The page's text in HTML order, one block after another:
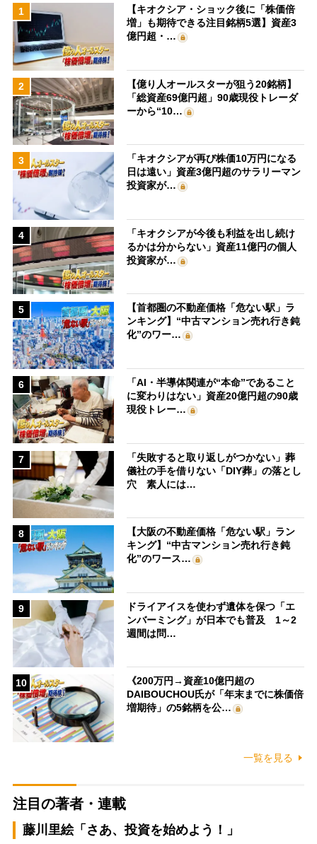
1
【キオクシア・ショック後に「株価倍
増」も期待できる注目銘柄5選】資産3
億円超・…
2
【億り人オールスターが狙う20銘柄】
「総資産69億円超」90歳現役トレーダ
ーから“10…
3
「キオクシアが再び株価10万円になる
日は遠い」資産3億円超のサラリーマン
投資家が…
4
「キオクシアが今後も利益を出し続け
るかは分からない」資産11億円の個人
投資家が…
5
【首都圏の不動産価格「危ない駅」ラ
ンキング】“中古マンション売れ行き鈍
化”のワー…
6
「AI・半導体関連が“本命”であること
に変わりはない」資産20億円超の90歳
現役トレー…
7
「失敗すると取り返しがつかない」葬
儀社の手を借りない「DIY葬」の落とし
穴 素人には…
8
【大阪の不動産価格「危ない駅」ラン
キング】“中古マンション売れ行き鈍
化”のワース…
9
ドライアイスを使わず遺体を保つ「エ
ンバーミング」が日本でも普及 1～2
週間は問…
10
《200万円→資産10億円超の
DAIBOUCHOU氏が「年末までに株価倍
増期待」の5銘柄を公…
一覧を見る
注目の著者・連載
藤川里絵「さあ、投資を始めよう！」